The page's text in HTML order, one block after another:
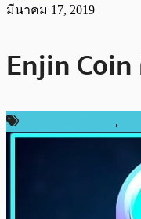
มีนาคม 17, 2019
Enjin
,